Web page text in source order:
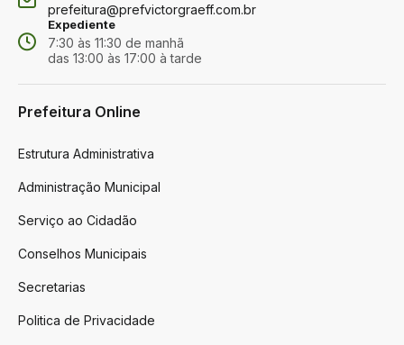
prefeitura@prefvictorgraeff.com.br
Expediente
7:30 às 11:30 de manhã
das 13:00 às 17:00 à tarde
Prefeitura Online
Estrutura Administrativa
Administração Municipal
Serviço ao Cidadão
Conselhos Municipais
Secretarias
Politica de Privacidade